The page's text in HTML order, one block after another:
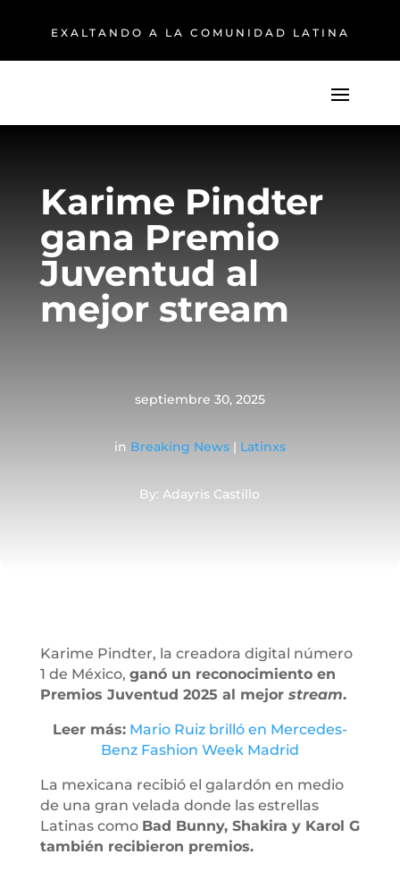
EXALTANDO A LA COMUNIDAD LATINA
Karime Pindter
gana Premio
Juventud al
mejor stream
septiembre 30, 2025
in Breaking News| Latinxs
By: Adayris Castillo
Karime Pindter, la creadora digital número
1 de México, ganó un reconocimiento en
Premios Juventud 2025 al mejorstream.
Leer más: Mario Ruiz brilló en Mercedes-
Benz Fashion Week Madrid
La mexicana recibió el galardón en medio
de una gran velada donde las estrellas
Latinas como Bad Bunny, Shakira y Karol G
también recibieron premios.